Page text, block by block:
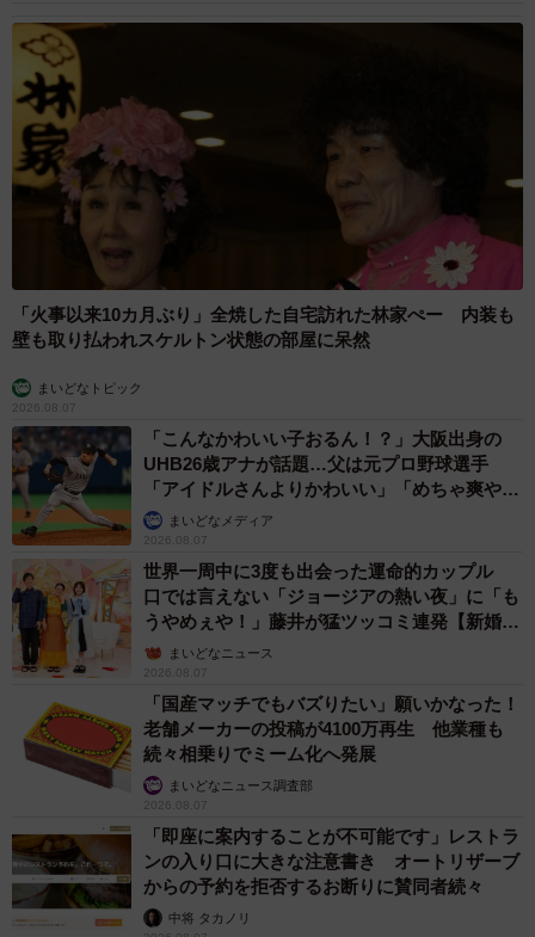
「火事以来10カ月ぶり」全焼した自宅訪れた林家ぺー 内装も
壁も取り払われスケルトン状態の部屋に呆然
まいどなトピック
2026.08.07
「こんなかわいい子おるん！？」大阪出身の
UHB26歳アナが話題…父は元プロ野球選手
「アイドルさんよりかわいい」「めちゃ爽や
か」まいどなメディア
2026.08.07
世界一周中に3度も出会った運命的カップル
口では言えない「ジョージアの熱い夜」に「も
うやめぇや！」藤井が猛ツッコミ連発【新婚さ
ん】まいどなニュース
2026.08.07
「国産マッチでもバズりたい」願いかなった！
老舗メーカーの投稿が4100万再生 他業種も
続々相乗りでミーム化へ発展
まいどなニュース調査部
2026.08.07
「即座に案内することが不可能です」レストラ
ンの入り口に大きな注意書き オートリザーブ
からの予約を拒否するお断りに賛同者続々
中将 タカノリ